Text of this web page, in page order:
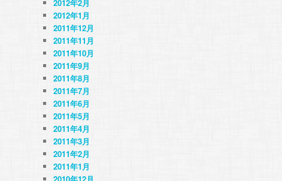
2012年2月
2012年1月
2011年12月
2011年11月
2011年10月
2011年9月
2011年8月
2011年7月
2011年6月
2011年5月
2011年4月
2011年3月
2011年2月
2011年1月